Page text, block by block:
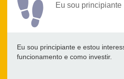
Eu sou principiante
Eu sou principiante e estou
funcionamento e como investir.